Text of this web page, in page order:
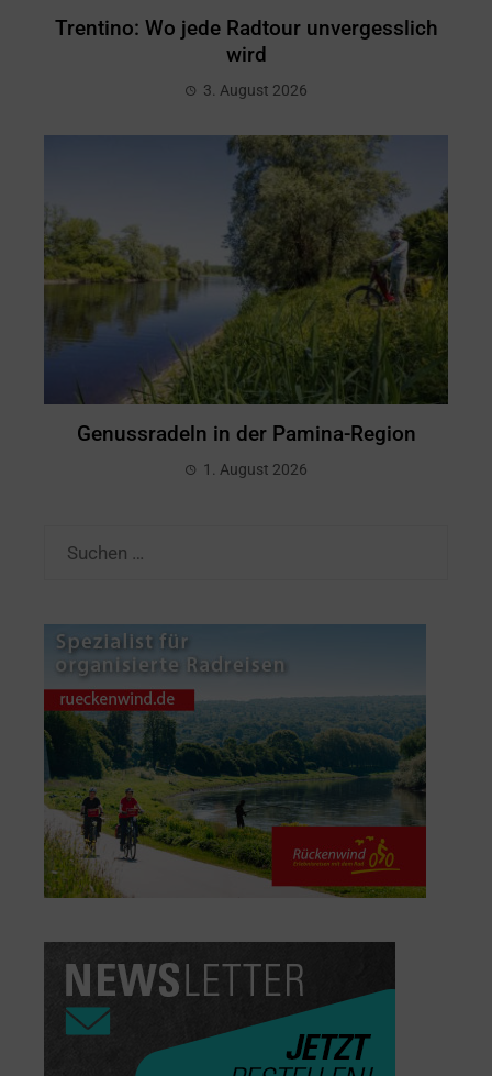
Trentino: Wo jede Radtour unvergesslich
wird
3. August 2026
Genussradeln in der Pamina-Region
1. August 2026